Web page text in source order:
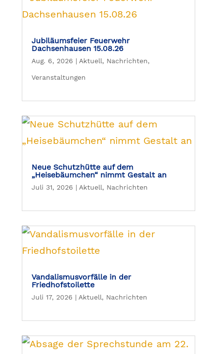
Jubiläumsfeier Feuerwehr
Dachsenhausen 15.08.26
Aug. 6, 2026 | Aktuell, Nachrichten,
Veranstaltungen
Neue Schutzhütte auf dem
„Heisebäumchen“ nimmt Gestalt an
Juli 31, 2026 | Aktuell, Nachrichten
Vandalismusvorfälle in der
Friedhofstoilette
Juli 17, 2026 | Aktuell, Nachrichten